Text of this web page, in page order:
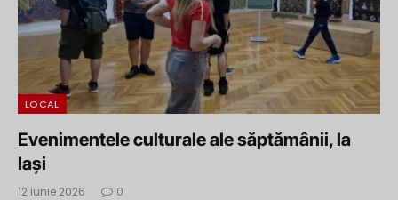
LOCAL
Evenimentele culturale ale săptămânii, la
Iași
12 iunie 2026 0